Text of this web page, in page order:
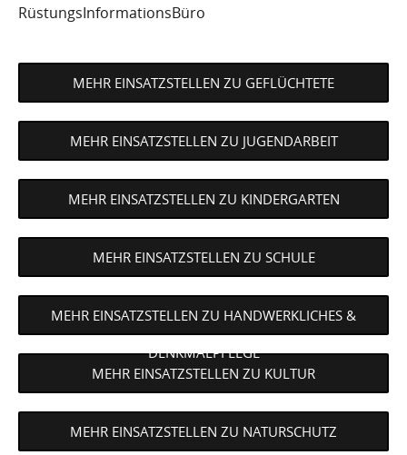
RüstungsInformationsBüro
MEHR EINSATZSTELLEN ZU GEFLÜCHTETE
MEHR EINSATZSTELLEN ZU JUGENDARBEIT
MEHR EINSATZSTELLEN ZU KINDERGARTEN
MEHR EINSATZSTELLEN ZU SCHULE
MEHR EINSATZSTELLEN ZU HANDWERKLICHES &
DENKMALPFLEGE
MEHR EINSATZSTELLEN ZU KULTUR
MEHR EINSATZSTELLEN ZU NATURSCHUTZ